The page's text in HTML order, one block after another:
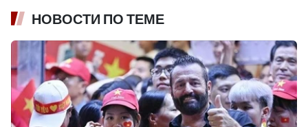
НОВОСТИ ПО ТЕМЕ